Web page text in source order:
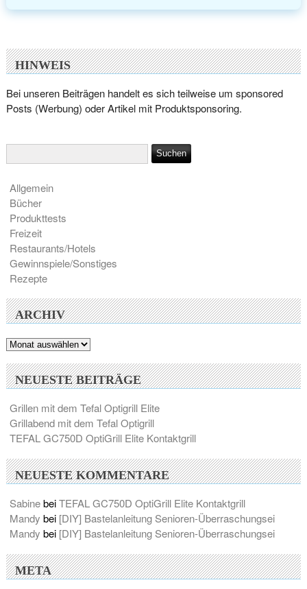
HINWEIS
Bei unseren Beiträgen handelt es sich teilweise um sponsored
Posts (Werbung) oder Artikel mit Produktsponsoring.
Allgemein
Bücher
Produkttests
Freizeit
Restaurants/Hotels
Gewinnspiele/Sonstiges
Rezepte
ARCHIV
Archiv
NEUESTE BEITRÄGE
Grillen mit dem Tefal Optigrill Elite
Grillabend mit dem Tefal Optigrill
TEFAL GC750D OptiGrill Elite Kontaktgrill
NEUESTE KOMMENTARE
SabinebeiTEFAL GC750D OptiGrill Elite Kontaktgrill
Mandy bei [DIY] Bastelanleitung Senioren-Überraschungsei
Mandy bei [DIY] Bastelanleitung Senioren-Überraschungsei
META